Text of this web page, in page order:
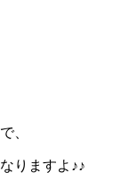
、
りますよ♪♪